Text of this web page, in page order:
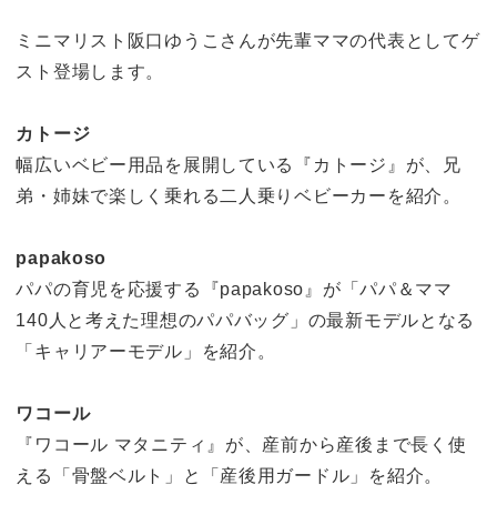
ミニマリスト阪口ゆうこさんが先輩ママの代表としてゲ
スト登場します。
カトージ
幅広いベビー用品を展開している『カトージ』が、兄
弟・姉妹で楽しく乗れる二人乗りベビーカーを紹介。
papakoso
パパの育児を応援する『papakoso』が「パパ＆ママ
140人と考えた理想のパパバッグ」の最新モデルとなる
「キャリアーモデル」を紹介。
ワコール
『ワコール マタニティ』が、産前から産後まで長く使
える「骨盤ベルト」と「産後用ガードル」を紹介。